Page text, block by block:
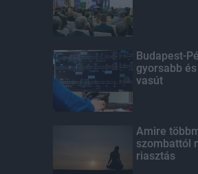
Budapest-
gyorsabb
vasút
Amire
szombattól
riasztás